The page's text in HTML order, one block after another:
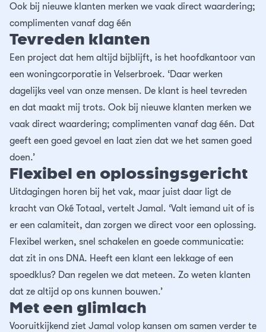
Ook bij nieuwe klanten merken we vaak direct waardering;
complimenten vanaf dag één
Tevreden klanten
Een project dat hem altijd bijblijft, is het hoofdkantoor van
een woningcorporatie in Velserbroek. ‘Daar werken
dagelijks veel van onze mensen. De klant is heel tevreden
en dat maakt mij trots. Ook bij nieuwe klanten merken we
vaak direct waardering; complimenten vanaf dag één. Dat
geeft een goed gevoel en laat zien dat we het samen goed
doen.’
Flexibel en oplossingsgericht
Uitdagingen horen bij het vak, maar juist daar ligt de
kracht van Oké Totaal, vertelt Jamal. ‘Valt iemand uit of is
er een calamiteit, dan zorgen we direct voor een oplossing.
Flexibel werken, snel schakelen en goede communicatie:
dat zit in ons DNA. Heeft een klant een lekkage of een
spoedklus? Dan regelen we dat meteen. Zo weten klanten
dat ze altijd op ons kunnen bouwen.’
Met een glimlach
Vooruitkijkend ziet Jamal volop kansen om samen verder te